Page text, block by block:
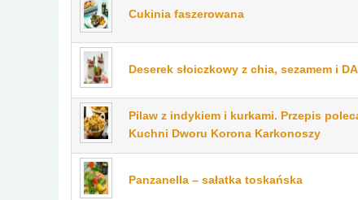
Cukinia faszerowana
Deserek słoiczkowy z chia, sezamem i
Pilaw z indykiem i kurkami. Przepis
Kuchni Dworu Korona Karkonoszy
Panzanella – sałatka toskańska